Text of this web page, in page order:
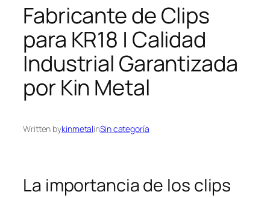
Fabricante de Clips
para KR18 | Calidad
Industrial Garantizada
por Kin Metal
Written bykinmetalinSin categoría
La importancia de los clips